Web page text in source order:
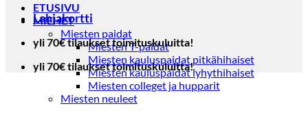
ETUSIVU
MIEHET
Miesten paidat
Miesten T-paidat
Miesten kauluspaidat pitkähihaiset
Miesten kauluspaidat lyhythihaiset
Miesten colleget ja hupparit
Miesten neuleet
Lahjakortti
yli 70€ tilaukset toimituskuluitta!
yli 70€ tilaukset toimituskuluitta!